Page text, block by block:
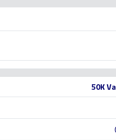
50K